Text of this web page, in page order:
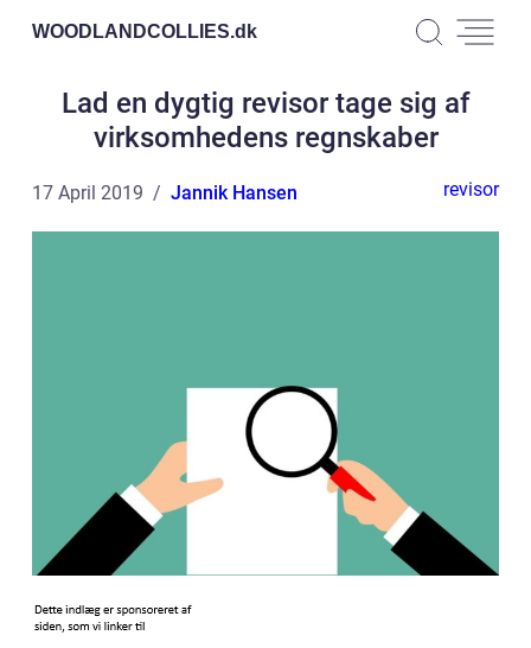
WOODLANDCOLLIES.dk
Lad en dygtig revisor tage sig af
virksomhedens regnskaber
17 April 2019 Jannik Hansen revisor